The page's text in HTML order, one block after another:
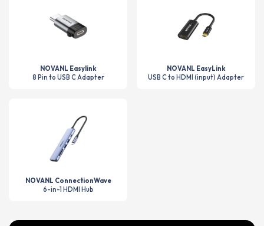
NOVANL Easylink
8 Pin to USB C Adapter
NOVANL EasyLink
USB C to HDMI (input) Adapter
NOVANL ConnectionWave
6-in-1 HDMI Hub